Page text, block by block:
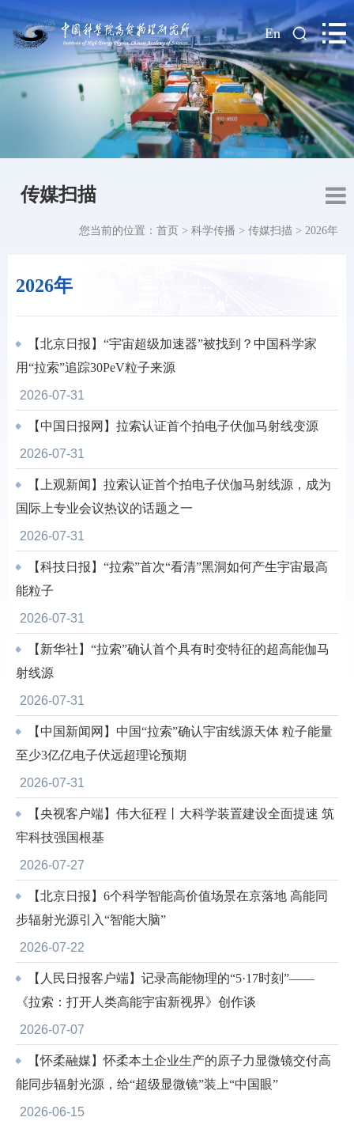
| En
传媒扫描
2026年
您当前的位置： 首页 > 科学传播 > 传媒扫描 > 2026年
【北京日报】“宇宙超级加速器”被找到？中国科学家
用“拉索”追踪30PeV粒子来源
2026-07-31
【中国日报网】拉索认证首个拍电子伏伽马射线变源
2026-07-31
【上观新闻】拉索认证首个拍电子伏伽马射线源，成为
国际上专业会议热议的话题之一
2026-07-31
【科技日报】“拉索”首次“看清”黑洞如何产生宇宙最高
能粒子
2026-07-31
【新华社】“拉索”确认首个具有时变特征的超高能伽马
射线源
2026-07-31
【中国新闻网】中国“拉索”确认宇宙线源天体 粒子能量
至少3亿亿电子伏远超理论预期
2026-07-31
【央视客户端】伟大征程丨大科学装置建设全面提速 筑
牢科技强国根基
2026-07-27
【北京日报】6个科学智能高价值场景在京落地 高能同
步辐射光源引入“智能大脑”
2026-07-22
【人民日报客户端】记录高能物理的“5·17时刻”——
《拉索：打开人类高能宇宙新视界》创作谈
2026-07-07
【怀柔融媒】怀柔本土企业生产的原子力显微镜交付高
能同步辐射光源，给“超级显微镜”装上“中国眼”
2026-06-15